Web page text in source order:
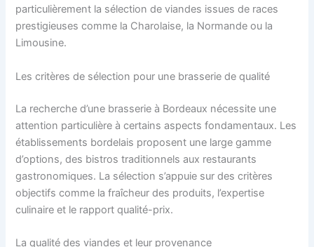
particulièrement la sélection de viandes issues de races
prestigieuses comme la Charolaise, la Normande ou la
Limousine.
Les critères de sélection pour une brasserie de qualité
La recherche d’une brasserie à Bordeaux nécessite une
attention particulière à certains aspects fondamentaux. Les
établissements bordelais proposent une large gamme
d’options, des bistros traditionnels aux restaurants
gastronomiques. La sélection s’appuie sur des critères
objectifs comme la fraîcheur des produits, l’expertise
culinaire et le rapport qualité-prix.
La qualité des viandes et leur provenance